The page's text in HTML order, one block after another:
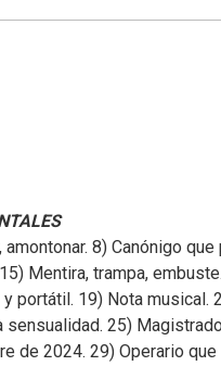
amontonar. 8) Canónigo
Mentira, trampa,
portátil. 19) Nota musical.
sensualidad. 25)
de 2024. 29) Operario